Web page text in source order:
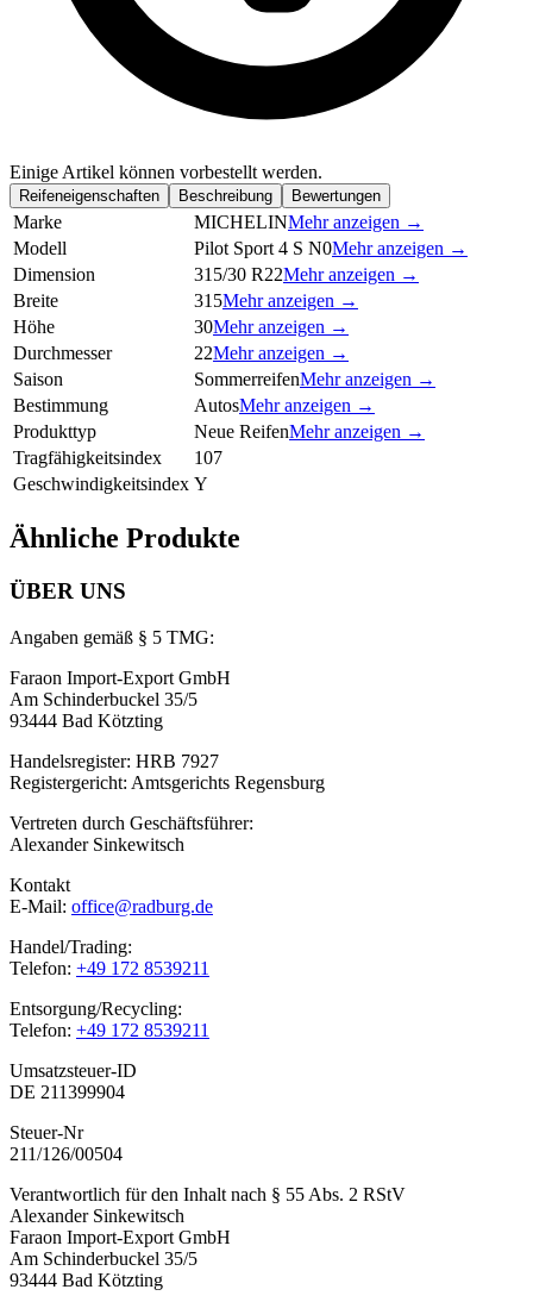
Einige Artikel können vorbestellt werden.
Reifeneigenschaften Beschreibung Bewertungen
Marke MICHELINMehr anzeigen →
Modell
Pilot Sport 4 S N0Mehr anzeigen →
Dimension
315/30 R22Mehr anzeigen →
Breite
315Mehr anzeigen →
Höhe
30Mehr anzeigen →
Durchmesser
22Mehr anzeigen →
Saison
SommerreifenMehr anzeigen →
Bestimmung
AutosMehr anzeigen →
Produkttyp
Neue ReifenMehr anzeigen →
Tragfähigkeitsindex
107
Geschwindigkeitsindex Y
Ähnliche Produkte
ÜBER UNS
Angaben gemäß § 5 TMG:
Faraon Import-Export GmbH
Am Schinderbuckel 35/5
93444 Bad Kötzting
Handelsregister: HRB 7927
Registergericht: Amtsgerichts Regensburg
Vertreten durch Geschäftsführer:
Alexander Sinkewitsch
Kontakt
E-Mail: office@radburg.de
Handel/Trading:
Telefon: +49 172 8539211
Entsorgung/Recycling:
Telefon: +49 172 8539211
Umsatzsteuer-ID
DE 211399904
Steuer-Nr
211/126/00504
Verantwortlich für den Inhalt nach § 55 Abs. 2 RStV
Alexander Sinkewitsch
Faraon Import-Export GmbH
Am Schinderbuckel 35/5
93444 Bad Kötzting